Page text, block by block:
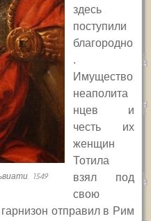
1549
здесь
поступили
благородно
.
Имущество
неаполита
нцев и
честь их
женщин
Тотила
взял под
свою
отправил в Рим